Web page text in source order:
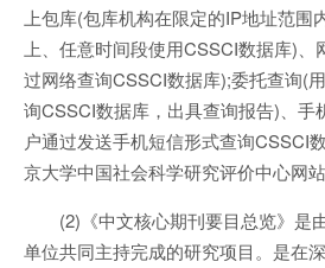
上包库(包库机构在限定的IP地址范围
上、任意时间段使用CSSCI数据库)
过网络查询CSSCI数据库);委托查询(
询CSSCI数据库，出具查询报告)、手
户通过发送手机短信形式查询CSSCI
京大学中国社会科学研究评价中心网站
(2)《中文核心期刊要目总览》是
单位共同主持完成的研究项目。是在